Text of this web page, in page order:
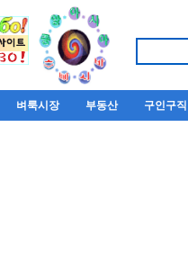
벼룩시장 부동산 구인구직